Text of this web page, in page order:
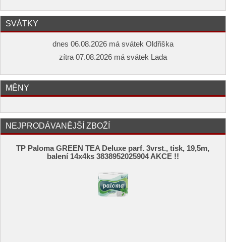
SVÁTKY
dnes 06.08.2026 má svátek Oldřiška
zítra 07.08.2026 má svátek Lada
MĚNY
NEJPRODÁVANĚJŠÍ ZBOŽÍ
TP Paloma GREEN TEA Deluxe parf. 3vrst., tisk, 19,5m,
balení 14x4ks 3838952025904 AKCE !!